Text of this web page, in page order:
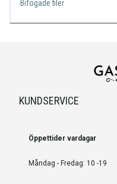
Bifogade filer
KUNDSERVICE
Öppettider vardagar
Måndag - Fredag: 10 -19